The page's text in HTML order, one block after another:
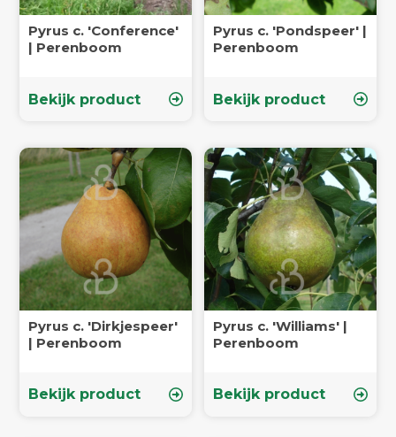
Pyrus c. 'Conference'
| Perenboom
Bekijk product
Pyrus c. 'Pondspeer' |
Perenboom
Bekijk product
Pyrus c. 'Dirkjespeer'
| Perenboom
Bekijk product
Pyrus c. 'Williams' |
Perenboom
Bekijk product